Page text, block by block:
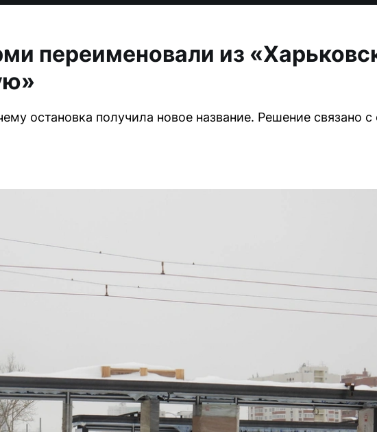
переименовали из
остановка получила новое название. Решение связано с